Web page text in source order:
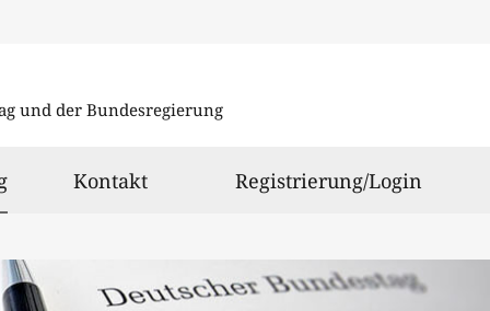
und der Bundesregierung
ausgewählt
Kontakt Registrierung/Login